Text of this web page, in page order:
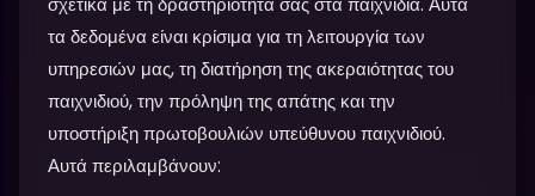
τα δεδομένα είναι κρίσιμα για τη λειτουργία των
υπηρεσιών μας, τη διατήρηση της ακεραιότητας του
παιχνιδιού, την πρόληψη της απάτης και την
υποστήριξη πρωτοβουλιών υπεύθυνου παιχνιδιού.
Αυτά περιλαμβάνουν: